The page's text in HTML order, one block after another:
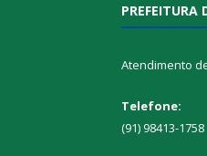
PREFEITURA
Atendimento
Telefone:
(91) 98413-1758